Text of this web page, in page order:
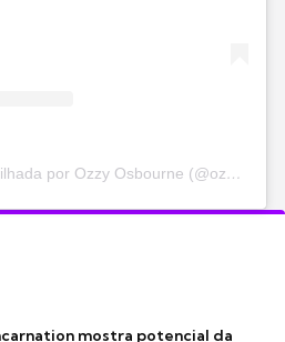
Uma publicação compartilhada por Ozzy Osbourne (@ozzyosbourne)
mostra potencial da